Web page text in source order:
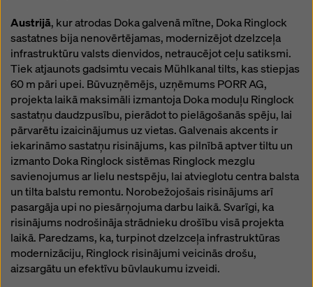
Austrijā, kur atrodas Doka galvenā mītne, Doka Ringlock
sastatnes bija nenovērtējamas, modernizējot dzelzceļa
infrastruktūru valsts dienvidos, netraucējot ceļu satiksmi.
Tiek atjaunots gadsimtu vecais Mühlkanal tilts, kas stiepjas
60 m pāri upei. Būvuzņēmējs, uzņēmums PORR AG,
projekta laikā maksimāli izmantoja Doka moduļu Ringlock
sastatņu daudzpusību, pierādot to pielāgošanās spēju, lai
pārvarētu izaicinājumus uz vietas. Galvenais akcents ir
iekarināmo sastatņu risinājums, kas pilnībā aptver tiltu un
izmanto Doka Ringlock sistēmas Ringlock mezglu
savienojumus ar lielu nestspēju, lai atvieglotu centra balsta
un tilta balstu remontu. Norobežojošais risinājums arī
pasargāja upi no piesārņojuma darbu laikā. Svarīgi, ka
risinājums nodrošināja strādnieku drošību visā projekta
laikā. Paredzams, ka, turpinot dzelzceļa infrastruktūras
modernizāciju, Ringlock risinājumi veicinās drošu,
aizsargātu un efektīvu būvlaukumu izveidi.